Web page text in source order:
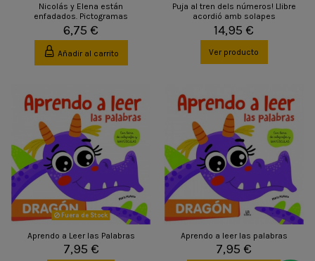
Nicolás y Elena están
enfadados. Pictogramas
6,75 €
Añadir al carrito
Puja al tren dels números! Llibre
acordió amb solapes
14,95 €
Ver producto
Fuera de Stock
Aprendo a Leer las Palabras
7,95 €
Aprendo a leer las palabras
7,95 €